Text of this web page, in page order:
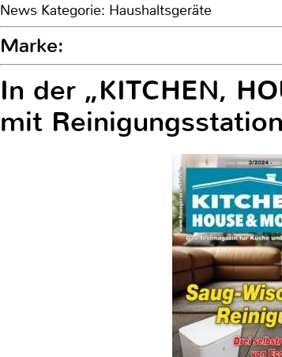
News Kategorie: Haushaltsgeräte
Marke:
In der „KITCHEN,
mit